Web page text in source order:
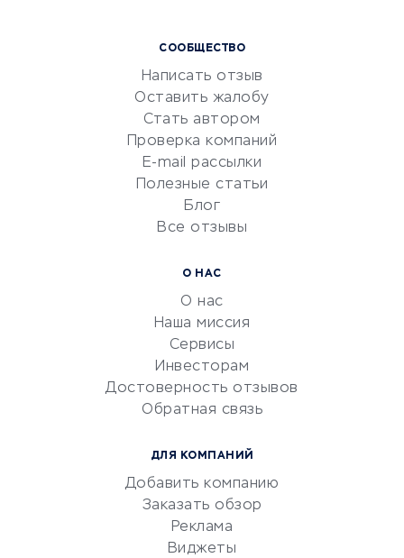
Маркетинг и продажи
Репетиторство
Красота и здоровье
Сервисы по поиску работы
Сетевой маркетинг
УСЛУГИ ДЛЯ БИЗНЕСА
документооборот
Юридические компании
Бухгалтерия онлайн
СООБЩЕСТВО
Написать отзыв
Оставить жалобу
Стать автором
Проверка компаний
E-mail рассылки
Полезные статьи
Блог
Все отзывы
О НАС
О нас
Наша миссия
Сервисы
Инвесторам
Достоверность отзывов
Обратная связь
ДЛЯ КОМПАНИЙ
Добавить компанию
Заказать обзор
Реклама
Виджеты